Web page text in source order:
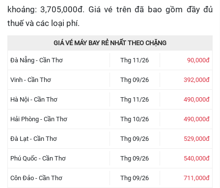
khoảng: 3,705,000đ. Giá vé trên đã bao gồm đầy đủ
thuế và các loại phí.
GIÁ VÉ MÁY BAY RẺ NHẤT THEO CHẶNG
Đà Nẵng - Cần Thơ Thg 11/26 90,000đ
Vinh - Cần Thơ Thg 09/26 392,000đ
Hà Nội - Cần Thơ Thg 11/26 490,000đ
Hải Phòng - Cần Thơ Thg 10/26 490,000đ
Đà Lạt - Cần Thơ Thg 09/26 529,000đ
Phú Quốc - Cần Thơ Thg 09/26 540,000đ
Côn Đảo - Cần Thơ Thg 09/26 711,000đ